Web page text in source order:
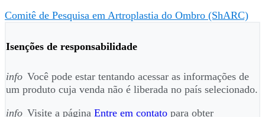
Comitê de Pesquisa em Artroplastia do Ombro (ShARC)
Isenções de responsabilidade
info Você pode estar tentando acessar as informações de
um produto cuja venda não é liberada no país selecionado.
info Visite a página Entre em contato para obter